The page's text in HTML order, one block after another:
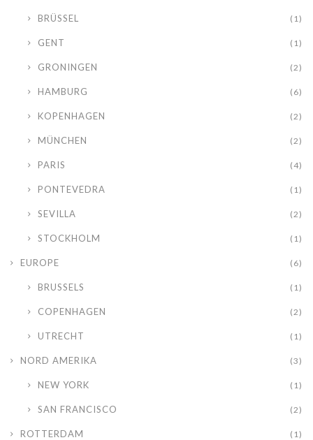
BRÜSSEL (1)
GENT (1)
GRONINGEN (2)
HAMBURG (6)
KOPENHAGEN (2)
MÜNCHEN (2)
PARIS (4)
PONTEVEDRA (1)
SEVILLA (2)
STOCKHOLM (1)
EUROPE (6)
BRUSSELS (1)
COPENHAGEN (2)
UTRECHT (1)
NORD AMERIKA (3)
NEW YORK (1)
SAN FRANCISCO (2)
ROTTERDAM (1)